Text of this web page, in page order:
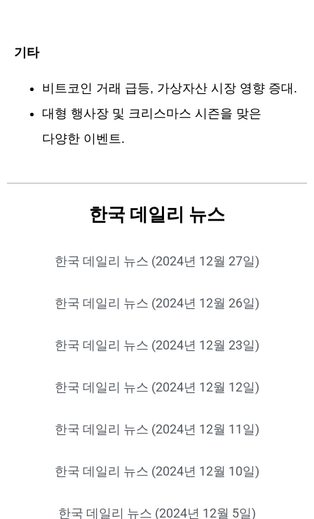
기타
비트코인 거래 급등, 가상자산 시장 영향 증대.
대형 행사장 및 크리스마스 시즌을 맞은
다양한 이벤트.
한국 데일리 뉴스
한국 데일리 뉴스 (2024년 12월 27일)
한국 데일리 뉴스 (2024년 12월 26일)
한국 데일리 뉴스 (2024년 12월 23일)
한국 데일리 뉴스 (2024년 12월 12일)
한국 데일리 뉴스 (2024년 12월 11일)
한국 데일리 뉴스 (2024년 12월 10일)
한국 데일리 뉴스 (2024년 12월 5일)